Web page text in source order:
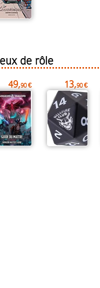
de rôle
49,90 € 13,90 €